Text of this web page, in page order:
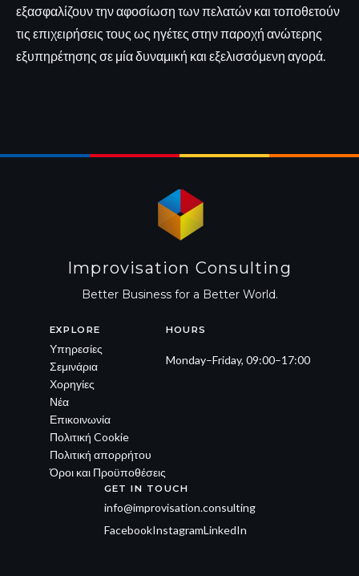
εξασφαλίζουν την αφοσίωση των πελατών και τοποθετούν
τις επιχειρήσεις τους ως ηγέτες στην παροχή ανώτερης
εξυπηρέτησης σε μία δυναμική και εξελισσόμενη αγορά.
Improvisation Consulting
Better Business for a Better World.
EXPLORE
Υπηρεσίες
Σεμινάρια
Χορηγίες
Νέα
Επικοινωνία
Πολιτική Cookie
Πολιτική απορρήτου
Όροι και Προϋποθέσεις
HOURS
Monday–Friday, 09:00–17:00
GET IN TOUCH
info@improvisation.consulting
FacebookInstagramLinkedIn